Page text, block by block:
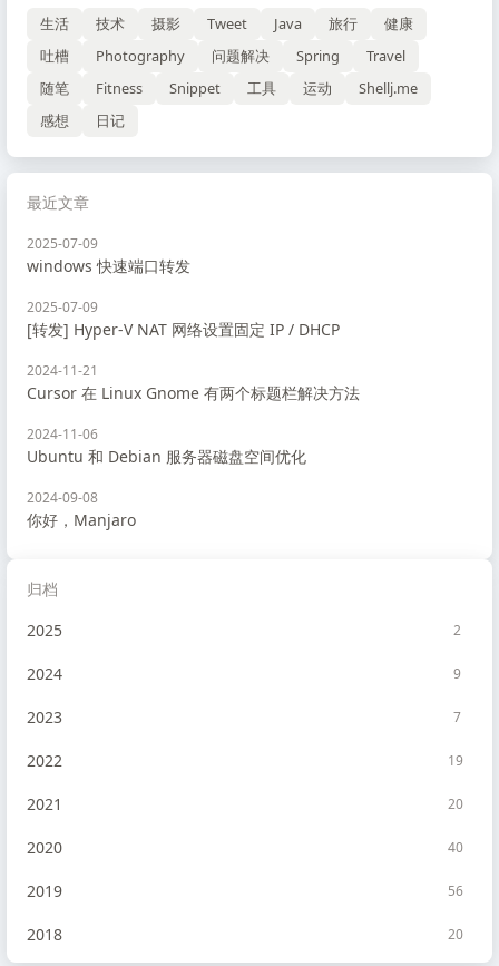
生活 技术 摄影 Tweet Java 旅行
健康
吐槽
Photography 问题解决 Spring
Travel
随笔
Fitness Snippet 工具 运动
Shellj.me
感想
日记
最近文章
2025-07-09
windows 快速端口转发
2025-07-09
[转发] Hyper-V NAT 网络设置固定 IP / DHCP
2024-11-21
Cursor 在 Linux Gnome 有两个标题栏解决方法
2024-11-06
Ubuntu 和 Debian 服务器磁盘空间优化
2024-09-08
你好，Manjaro
归档
2025
2
2024 9
2023 7
2022 19
2021 20
2020 40
2019 56
2018 20